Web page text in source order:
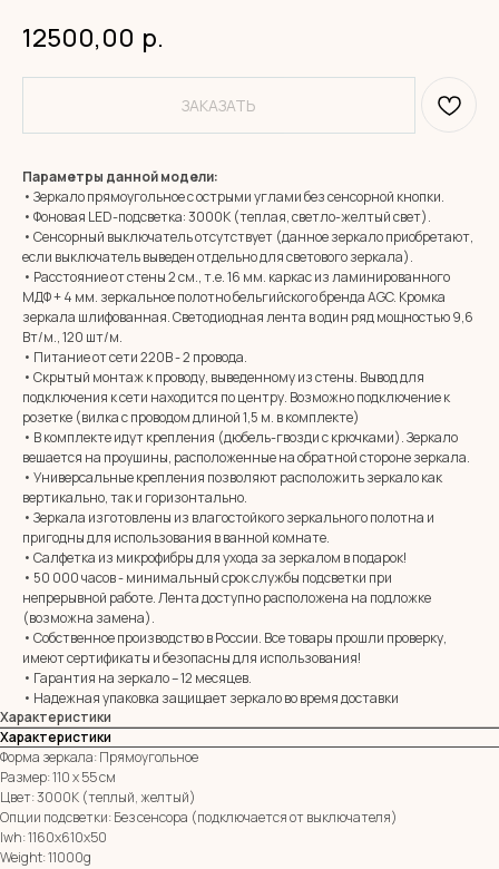
12500,00 р.
ЗАКАЗАТЬ
Параметры данной модели:
• Зеркало прямоугольное с острыми углами без сенсорной кнопки.
• Фоновая LED-подсветка: 3000К (теплая, светло-желтый свет).
• Сенсорный выключатель отсутствует (данное зеркало приобретают,
если выключатель выведен отдельно для светового зеркала).
• Расстояние от стены 2 см., т.е. 16 мм. каркас из ламинированного
МДФ + 4 мм. зеркальное полотно бельгийского бренда AGC. Кромка
зеркала шлифованная. Светодиодная лента в один ряд мощностью 9,6
Вт/м., 120 шт/м.
• Питание от сети 220В - 2 провода.
• Скрытый монтаж к проводу, выведенному из стены. Вывод для
подключения к сети находится по центру. Возможно подключение к
розетке (вилка с проводом длиной 1,5 м. в комплекте)
• В комплекте идут крепления (дюбель-гвозди с крючками). Зеркало
вешается на проушины, расположенные на обратной стороне зеркала.
• Универсальные крепления позволяют расположить зеркало как
вертикально, так и горизонтально.
• Зеркала изготовлены из влагостойкого зеркального полотна и
пригодны для использования в ванной комнате.
• Салфетка из микрофибры для ухода за зеркалом в подарок!
• 50 000 часов - минимальный срок службы подсветки при
непрерывной работе. Лента доступно расположена на подложке
(возможна замена).
• Собственное производство в России. Все товары прошли проверку,
имеют сертификаты и безопасны для использования!
• Гарантия на зеркало – 12 месяцев.
• Надежная упаковка защищает зеркало во время доставки
Характеристики
Характеристики
Форма зеркала: Прямоугольное
Размер: 110 х 55 см
Цвет: 3000К (теплый, желтый)
Опции подсветки: Без сенсора (подключается от выключателя)
lwh: 1160x610x50
Weight: 11000g
MIRROR ROOM
+7 (961) 595-72-73
E-mail:
Адрес: 350037, г. Краснодар,
х. им. Ленина, ДНТ Виктория,
ул. Казачья, д. 2А
zerkala@ksk23.ru
Остались вопросы?
Оставь заявку и мы с Вами свяжемся
Имя
Телефон
+7